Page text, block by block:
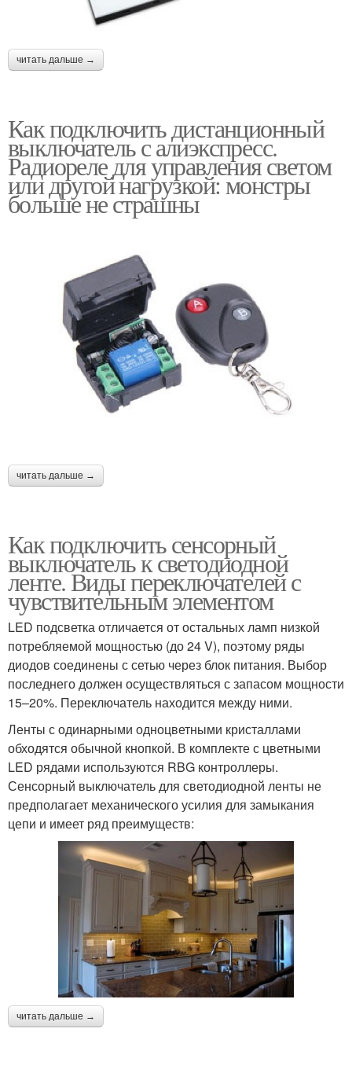
читать дальше →
Как подключить дистанционный
выключатель с алиэкспресс.
Радиореле для управления светом
или другой нагрузкой: монстры
больше не страшны
читать дальше →
Как подключить сенсорный
выключатель к светодиодной
ленте. Виды переключателей с
чувствительным элементом
LED подсветка отличается от остальных ламп низкой
потребляемой мощностью (до 24 V), поэтому ряды
диодов соединены с сетью через блок питания. Выбор
последнего должен осуществляться с запасом мощности
15–20%. Переключатель находится между ними.
Ленты с одинарными одноцветными кристаллами
обходятся обычной кнопкой. В комплекте с цветными
LED рядами используются RBG контроллеры.
Сенсорный выключатель для светодиодной ленты не
предполагает механического усилия для замыкания
цепи и имеет ряд преимуществ:
читать дальше →